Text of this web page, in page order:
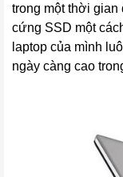
trong một thời gian
cứng SSD một
laptop của mình
ngày càng cao